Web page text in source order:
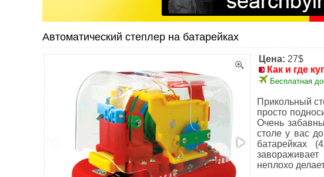
Автоматический степлер на батарейках
Цена: 27$
Как и где
Бесплатная
Прикольный
просто
Очень
столе у вас
батарейках
неплохо